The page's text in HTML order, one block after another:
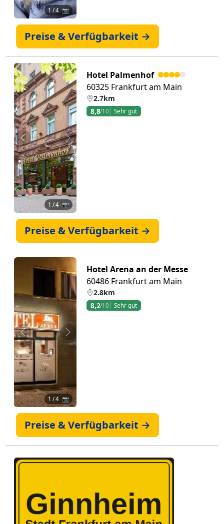
1 / 4 📷
Preise & Verfügbarkeit →
Zurück Weiter
1 / 4 📷
Hotel Palmenhof
60325 Frankfurt am Main
2.7km
8,8/10 Sehr gut
Preise & Verfügbarkeit →
Zurück Weiter
1 / 4 📷
Hotel Arena an der Messe
60486 Frankfurt am Main
2.8km
8,2/10 Sehr gut
Preise & Verfügbarkeit →